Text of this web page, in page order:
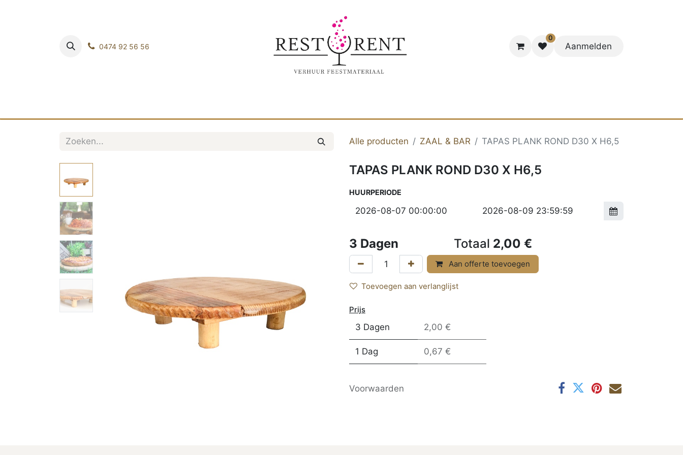
0474 92 56 56
0
Aanmelden
Alle producten ZAAL & BAR TAPAS PLANK ROND D30 X H6,5
TAPAS PLANK ROND D30 X H6,5
HUURPERIODE
3 Dagen Totaal 2,00 €
Aan offerte toevoegen
Toevoegen aan verlanglijst
Prijs
3 Dagen 2,00 €
1 Dag 0,67 €
Voorwaarden